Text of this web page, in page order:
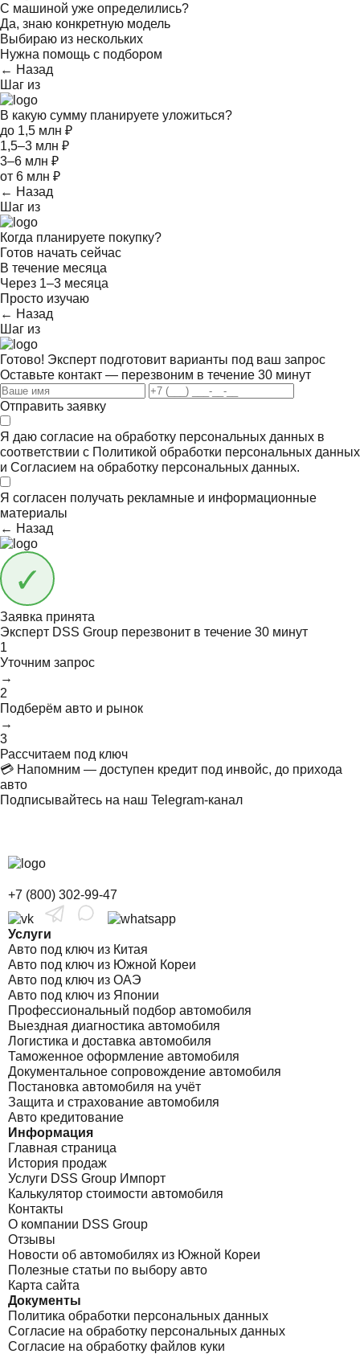
С машиной уже определились?
Да, знаю конкретную модель
Выбираю из нескольких
Нужна помощь с подбором
← Назад
Шаг из
В какую сумму планируете уложиться?
до 1,5 млн ₽
1,5–3 млн ₽
3–6 млн ₽
от 6 млн ₽
← Назад
Шаг из
Когда планируете покупку?
Готов начать сейчас
В течение месяца
Через 1–3 месяца
Просто изучаю
← Назад
Шаг из
Готово! Эксперт подготовит варианты под ваш запрос
Оставьте контакт — перезвоним в течение 30 минут
Отправить заявку
Я даю согласие на обработку персональных данных в
соответствии с Политикой обработки персональных данных
и Согласием на обработку персональных данных.
Я согласен получать рекламные и информационные
материалы
← Назад
Заявка принята
Эксперт DSS Group перезвонит в течение 30 минут
1
Уточним запрос
→
2
Подберём авто и рынок
→
3
Рассчитаем под ключ
💳 Напомним — доступен кредит под инвойс, до прихода
авто
Подписывайтесь на наш Telegram-канал
+7 (800) 302-99-47
Услуги
Авто под ключ из Китая
Авто под ключ из Южной Кореи
Авто под ключ из ОАЭ
Авто под ключ из Японии
Профессиональный подбор автомобиля
Выездная диагностика автомобиля
Логистика и доставка автомобиля
Таможенное оформление автомобиля
Документальное сопровождение автомобиля
Постановка автомобиля на учёт
Защита и страхование автомобиля
Авто кредитование
Информация
Главная страница
История продаж
Услуги DSS Group Импорт
Калькулятор стоимости автомобиля
Контакты
О компании DSS Group
Отзывы
Новости об автомобилях из Южной Кореи
Полезные статьи по выбору авто
Карта сайта
Документы
Политика обработки персональных данных
Согласие на обработку персональных данных
Согласие на обработку файлов куки